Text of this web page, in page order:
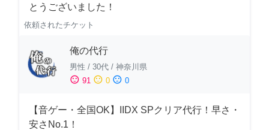
とうございました！
依頼されたチケット
俺の代行
男性 / 30代 / 神奈川県
sentiment_satisfied 91 sentiment_neutral 0 sentiment_dissatisfied 0
【音ゲー・全国OK】IIDX SPクリア代行！早さ・
安さNo.1！